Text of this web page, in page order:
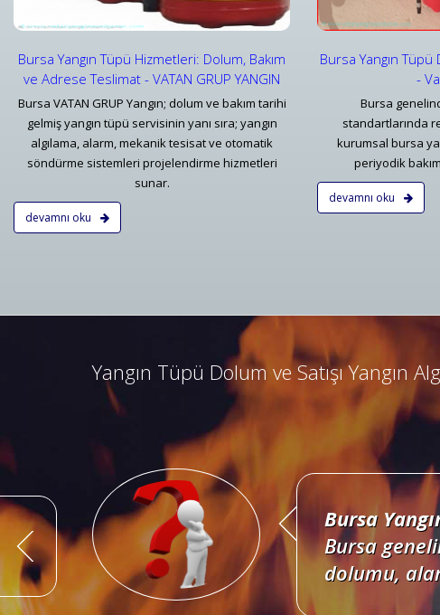
Bursa Yangın Tüpü Hizmetleri: Dolum, Bakım
ve Adrese Teslimat - VATAN GRUP YANGIN
Bursa VATAN GRUP Yangın; dolum ve bakım tarihi
gelmiş yangın tüpü servisinin yanı sıra; yangın
algılama, alarm, mekanik tesisat ve otomatik
söndürme sistemleri projelendirme hizmetleri
sunar.
devamnı oku
Bursa Yangın
-
Bursa
standartlarında
kurumsal bursa
periyodik
devamnı oku
Yangın Tüpü Dolum ve Satışı Yangın
Bursa
Bursa
kombine
Bursa
Bursa
dolumu,